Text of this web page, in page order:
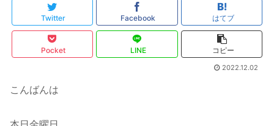
Twitter Facebook はてブ
Pocket LINE コピー
2022.12.02
こんばんは